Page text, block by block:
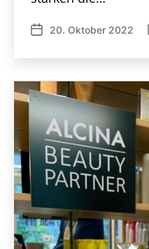
Veröffentlichungsdatum
20. Oktober 2022